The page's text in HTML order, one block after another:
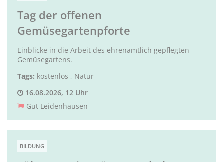
Tag der offenen
Gemüsegartenpforte
Einblicke in die Arbeit des ehrenamtlich gepflegten
Gemüsegartens.
Tags: kostenlos , Natur
16.08.2026, 12 Uhr
Gut Leidenhausen
BILDUNG